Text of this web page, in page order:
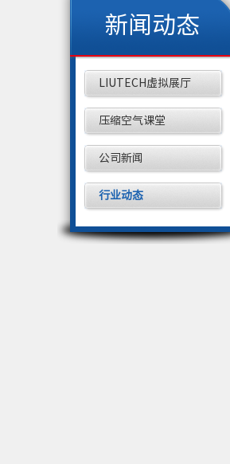
新闻动态
LIUTECH虚拟展厅
压缩空气课堂
公司新闻
行业动态